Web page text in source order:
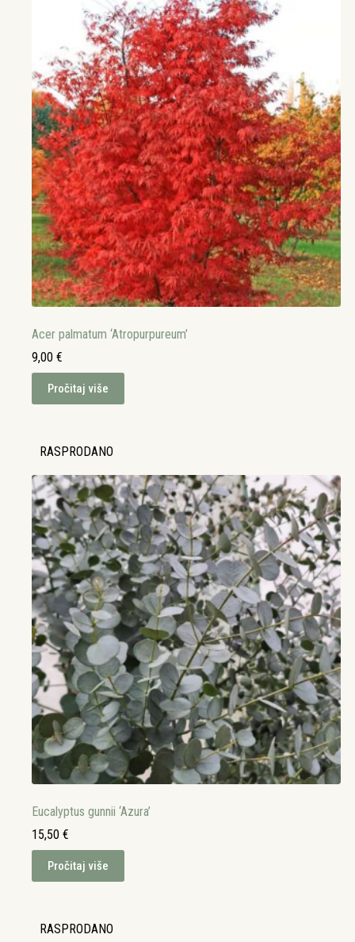
Acer palmatum ‘Atropurpureum’
9,00 €
Pročitaj više
RASPRODANO
Eucalyptus gunnii ‘Azura’
15,50 €
Pročitaj više
RASPRODANO